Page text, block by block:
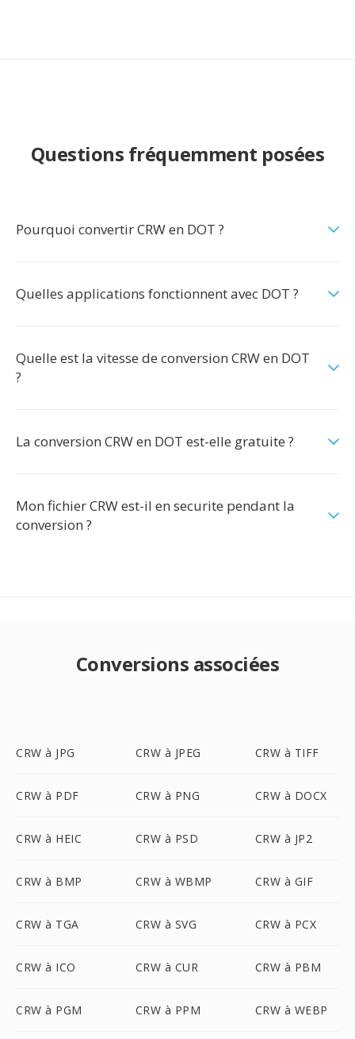
Questions fréquemment posées
Pourquoi convertir CRW en DOT ?
Quelles applications fonctionnent avec DOT ?
Quelle est la vitesse de conversion CRW en DOT
?
La conversion CRW en DOT est-elle gratuite ?
Mon fichier CRW est-il en securite pendant la
conversion ?
Conversions associées
CRW à JPG CRW à JPEG CRW à TIFF
CRW à PDF CRW à PNG CRW à DOCX
CRW à HEIC CRW à PSD CRW à JP2
CRW à BMP CRW à WBMP CRW à GIF
CRW à TGA CRW à SVG CRW à PCX
CRW à ICO CRW à CUR CRW à PBM
CRW à PGM CRW à PPM CRW à WEBP